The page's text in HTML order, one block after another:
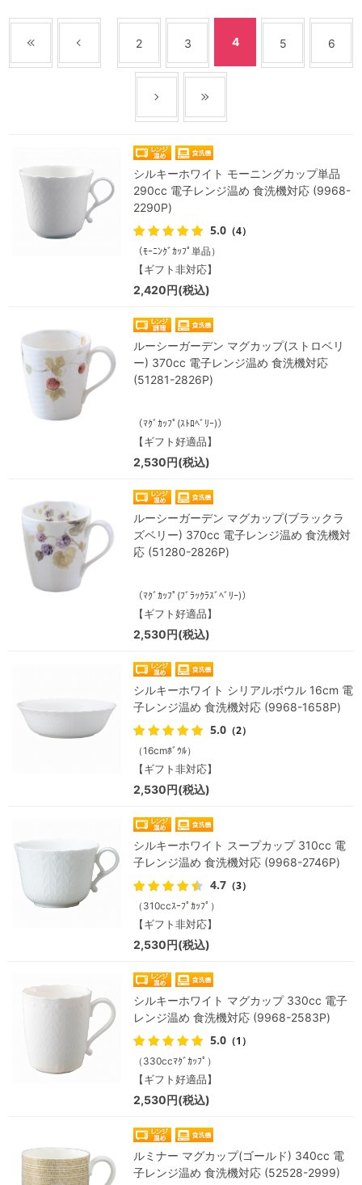
2 3 4 5 6
シルキーホワイト モーニングカップ単品
290cc 電子レンジ温め 食洗機対応 (9968-
2290P)
5.0 （4）
（ﾓｰﾆﾝｸﾞｶｯﾌﾟ単品）
【ギフト非対応】
2,420円(税込)
ルーシーガーデン マグカップ(ストロベリ
ー) 370cc 電子レンジ温め 食洗機対応
(51281-2826P)
（ﾏｸﾞｶｯﾌﾟ(ｽﾄﾛﾍﾞﾘｰ)）
【ギフト好適品】
2,530円(税込)
ルーシーガーデン マグカップ(ブラックラ
ズベリー) 370cc 電子レンジ温め 食洗機対
応 (51280-2826P)
（ﾏｸﾞｶｯﾌﾟ(ﾌﾞﾗｯｸﾗｽﾞﾍﾞﾘｰ)）
【ギフト好適品】
2,530円(税込)
シルキーホワイト シリアルボウル 16cm 電
子レンジ温め 食洗機対応 (9968-1658P)
5.0 （2）
（16cmﾎﾞｳﾙ）
【ギフト非対応】
2,530円(税込)
シルキーホワイト スープカップ 310cc 電
子レンジ温め 食洗機対応 (9968-2746P)
4.7 （3）
（310ccｽｰﾌﾟｶｯﾌﾟ）
【ギフト非対応】
2,530円(税込)
シルキーホワイト マグカップ 330cc 電子
レンジ温め 食洗機対応 (9968-2583P)
5.0 （1）
（330ccﾏｸﾞｶｯﾌﾟ）
【ギフト好適品】
2,530円(税込)
ルミナー マグカップ(ゴールド) 340cc 電
子レンジ温め 食洗機対応 (52528-2999)